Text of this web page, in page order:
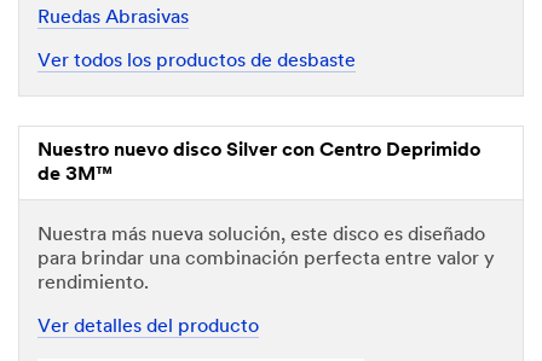
Ruedas Abrasivas
Ver todos los productos de desbaste
Nuestro nuevo disco Silver con Centro Deprimido
de 3M™
Nuestra más nueva solución, este disco es diseñado
para brindar una combinación perfecta entre valor y
rendimiento.
Ver detalles del producto